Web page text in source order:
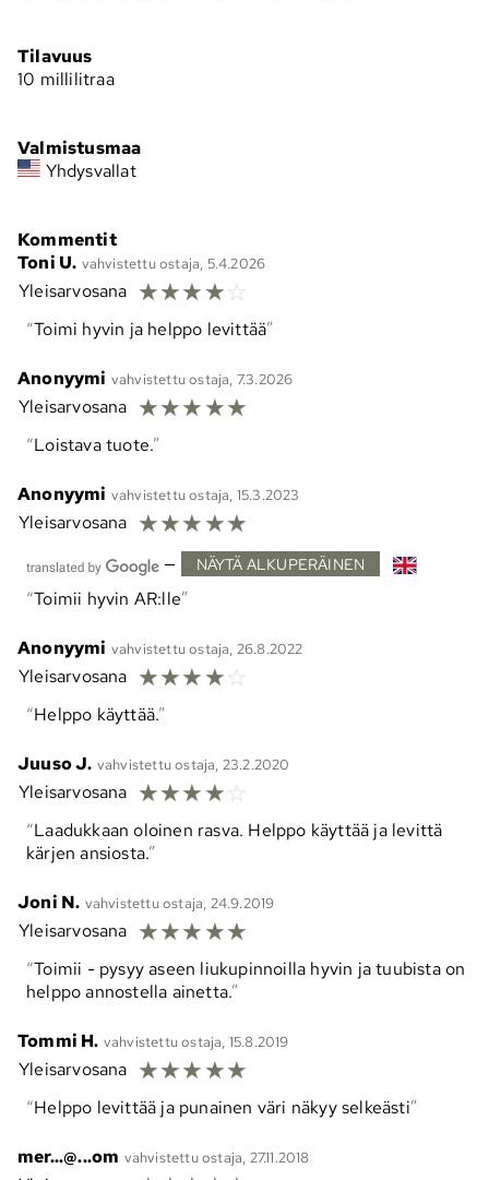
Tilavuus
10 millilitraa
Valmistusmaa
Yhdysvallat
Kommentit
Toni U. vahvistettu ostaja, 5.4.2026
Yleisarvosana ☆☆☆☆☆
Toimi hyvin ja helppo levittää
Anonyymi vahvistettu ostaja, 7.3.2026
Yleisarvosana ☆☆☆☆☆
Loistava tuote.
Anonyymi vahvistettu ostaja, 15.3.2023
Yleisarvosana ☆☆☆☆☆
— NÄYTÄ ALKUPERÄINEN
Toimii hyvin AR:lle
Anonyymi vahvistettu ostaja, 26.8.2022
Yleisarvosana ☆☆☆☆☆
Helppo käyttää.
Juuso J. vahvistettu ostaja, 23.2.2020
Yleisarvosana ☆☆☆☆☆
Laadukkaan oloinen rasva. Helppo käyttää ja levittä
kärjen ansiosta.
Joni N. vahvistettu ostaja, 24.9.2019
Yleisarvosana ☆☆☆☆☆
Toimii - pysyy aseen liukupinnoilla hyvin ja tuubista on
helppo annostella ainetta.
Tommi H. vahvistettu ostaja, 15.8.2019
Yleisarvosana ☆☆☆☆☆
Helppo levittää ja punainen väri näkyy selkeästi
mer...@...om vahvistettu ostaja, 27.11.2018